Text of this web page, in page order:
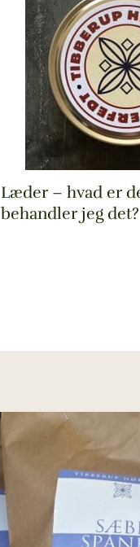
Læder – hvad er
behandler jeg det?